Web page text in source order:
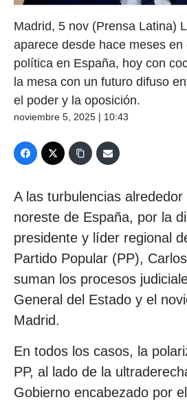
Madrid, 5 nov (Prensa Latina)
aparece desde hace meses en
política en España, hoy con
la mesa con un futuro difuso
el poder y la oposición.
noviembre 5, 2025 | 10:43
A las turbulencias alrededor
noreste de España, por la
presidente y líder regional
Partido Popular (PP),
suman los procesos
General del Estado y el
Madrid.
En todos los casos, la
PP, al lado de la
Gobierno encabezado por